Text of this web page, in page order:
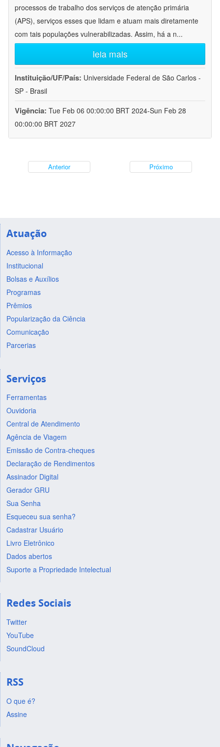
processos de trabalho dos serviços de atenção primária
(APS), serviços esses que lidam e atuam mais diretamente
com tais populações vulnerabilizadas. Assim, há a n...
leia mais
Instituição/UF/País: Universidade Federal de São Carlos -
SP - Brasil
Vigência: Tue Feb 06 00:00:00 BRT 2024-Sun Feb 28
00:00:00 BRT 2027
Anterior Próximo
Atuação
Acesso à Informação
Institucional
Bolsas e Auxílios
Programas
Prêmios
Popularização da Ciência
Comunicação
Parcerias
Serviços
Ferramentas
Ouvidoria
Central de Atendimento
Agência de Viagem
Emissão de Contra-cheques
Declaração de Rendimentos
Assinador Digital
Gerador GRU
Sua Senha
Esqueceu sua senha?
Cadastrar Usuário
Livro Eletrônico
Dados abertos
Suporte a Propriedade Intelectual
Redes Sociais
Twitter
YouTube
SoundCloud
RSS
O que é?
Assine